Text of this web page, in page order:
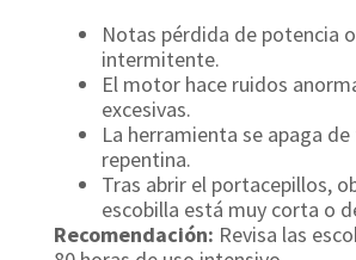
Notas pérdida de potencia
intermitente.
El motor hace ruidos
excesivas.
La herramienta se apaga
repentina.
Tras abrir el portacepillos,
escobilla está muy corta o
Recomendación: Revisa las